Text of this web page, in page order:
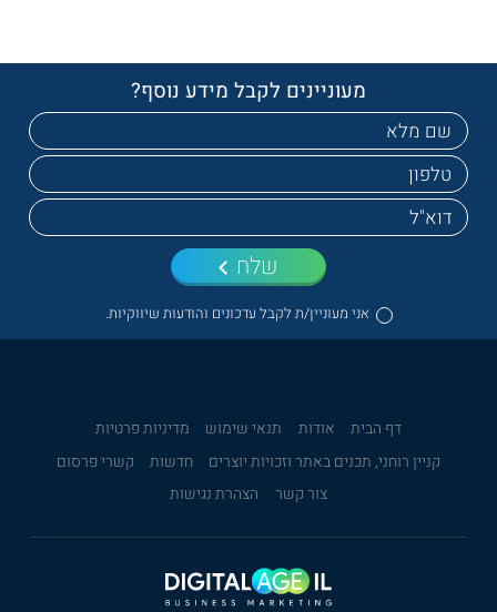
מעוניינים לקבל מידע נוסף?
אני מעוניין/ת לקבל עדכונים והודעות שיווקיות.
שלח
דף הבית אודות תנאי שימוש
מדיניות פרטיות
קניין רוחני, תכנים באתר וזכויות יוצרים
חדשות
קשרי פרסום
צור קשר
הצהרת נגישות